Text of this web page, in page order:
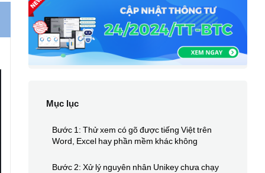
Mục lục
Bước 1: Thử xem có gõ được tiếng Việt trên
Word, Excel hay phần mềm khác không
Bước 2: Xử lý nguyên nhân Unikey chưa chạy